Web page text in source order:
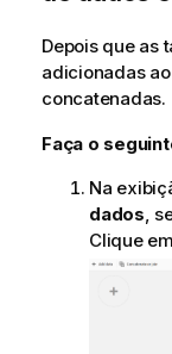
Depois que as
adicionadas
concatenadas.
Faça o
Na
dados,
Clique em